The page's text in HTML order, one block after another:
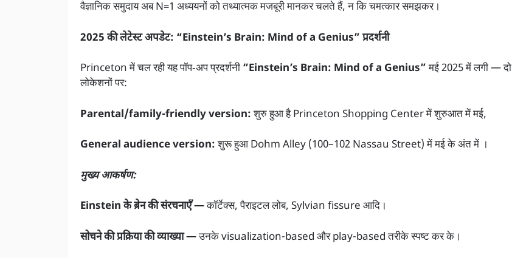
वैज्ञानिक समुदाय अब N=1 अध्ययनों को तथ्यात्मक मजबूरी मानकर चलते हैं, न कि चमत्कार समझकर।
2025 की लेटेस्ट अपडेट: “Einstein’s Brain: Mind of a Genius” प्रदर्शनी
Princeton में चल रही यह पॉप‑अप प्रदर्शनी “Einstein’s Brain: Mind of a Genius”मई 2025 में लगी — दो
लोकेशनों पर:
Parental/family-friendly version:शुरु हुआ है Princeton Shopping Center में शुरुआत में मई,
General audience version:शुरू हुआ Dohm Alley (100–102 Nassau Street) में मई के अंत में ।
मुख्य आकर्षण:
Einstein के ब्रेन की संरचनाएँ —कॉर्टेक्स, पैराइटल लोब, Sylvian fissure आदि।
सोचने की प्रक्रिया की व्याख्या —उनके visualization-based और play-based तरीके स्पष्ट कर के।